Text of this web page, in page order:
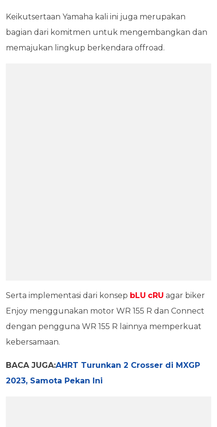
Keikutsertaan Yamaha kali ini juga merupakan
bagian dari komitmen untuk mengembangkan dan
memajukan lingkup berkendara offroad.
Serta implementasi dari konsep bLU cRU agar biker
Enjoy menggunakan motor WR 155 R dan Connect
dengan pengguna WR 155 R lainnya memperkuat
kebersamaan.
BACA JUGA:AHRT Turunkan 2 Crosser di MXGP
2023, Samota Pekan Ini